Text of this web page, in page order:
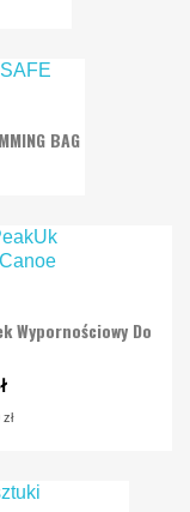
BAG
Wypornościowy Do